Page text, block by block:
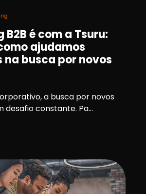
é com a Tsuru:
ajudamos
na busca por novos
a busca por novos
desafio constante. Pa...